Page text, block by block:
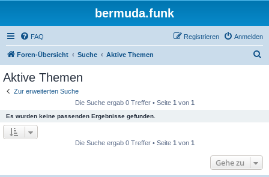
bermuda.funk
FAQ Anmelden
Registrieren
Foren-Übersicht Suche Aktive Themen
Aktive Themen
Zur erweiterten Suche
Die Suche ergab 0 Treffer • Seite 1 von 1
Es wurden keine passenden Ergebnisse gefunden.
Die Suche ergab 0 Treffer • Seite 1 von 1
Gehe zu